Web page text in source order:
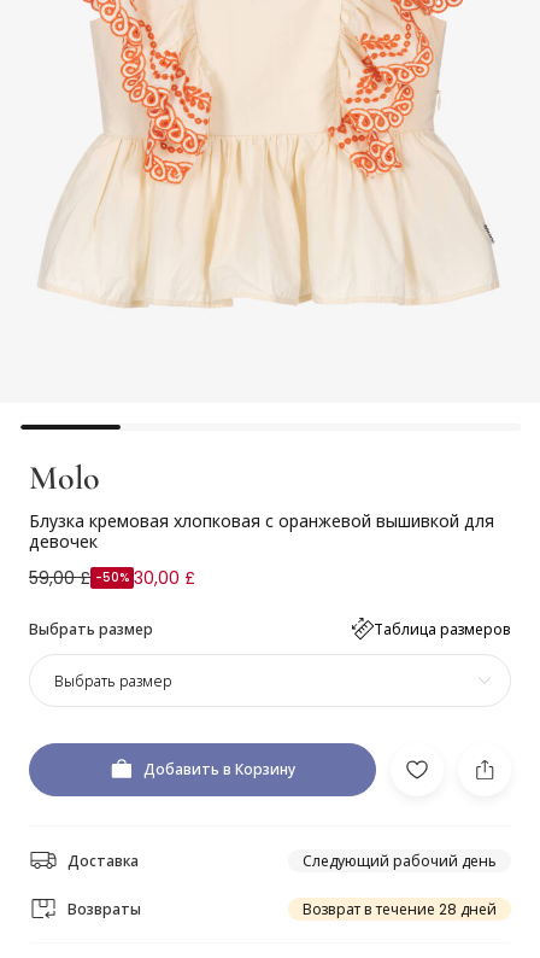
Molo
Блузка кремовая хлопковая с оранжевой вышивкой для
девочек
59,00 £ -50% 30,00 £
Выбрать размер Таблица размеров
Выбрать размер
Добавить в Корзину
Доставка Следующий рабочий день
Возвраты Возврат в течение 28 дней